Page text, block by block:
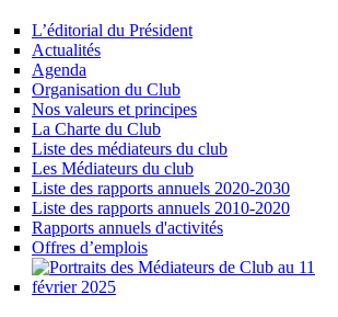
L’éditorial du Président
Actualités
Agenda
Organisation du Club
Nos valeurs et principes
La Charte du Club
Liste des médiateurs du club
Les Médiateurs du club
Liste des rapports annuels 2020-2030
Liste des rapports annuels 2010-2020
Rapports annuels d'activités
Offres d’emplois